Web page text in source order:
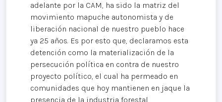
adelante por la CAM, ha sido la matriz del
movimiento mapuche autonomista y de
liberación nacional de nuestro pueblo hace
ya 25 años. Es por esto que, declaramos esta
detención como la materialización de la
persecución política en contra de nuestro
proyecto político, el cual ha permeado en
comunidades que hoy mantienen en jaque la
presencia de la industria forestal